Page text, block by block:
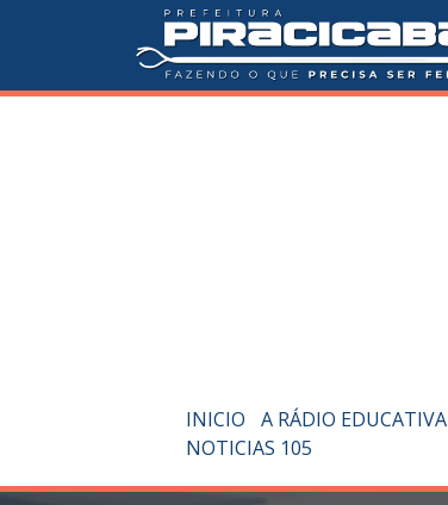
INICIO A RÁDIO EDUCATIVA
NOTICIAS 105